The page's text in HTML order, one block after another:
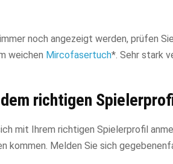
noch angezeigt werden, prüfen
weichen Mircofasertuch*. Sehr stark
richtigen
mit Ihrem richtigen Spielerprofil
kommen. Melden Sie sich